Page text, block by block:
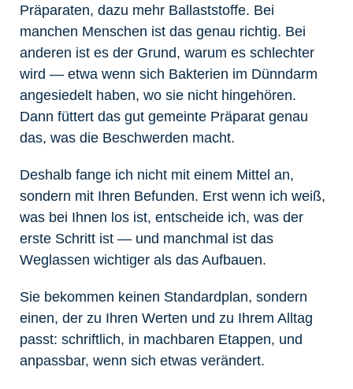
Präparaten, dazu mehr Ballaststoffe. Bei
manchen Menschen ist das genau richtig. Bei
anderen ist es der Grund, warum es schlechter
wird — etwa wenn sich Bakterien im Dünndarm
angesiedelt haben, wo sie nicht hingehören.
Dann füttert das gut gemeinte Präparat genau
das, was die Beschwerden macht.
Deshalb fange ich nicht mit einem Mittel an,
sondern mit Ihren Befunden. Erst wenn ich weiß,
was bei Ihnen los ist, entscheide ich, was der
erste Schritt ist — und manchmal ist das
Weglassen wichtiger als das Aufbauen.
Sie bekommen keinen Standardplan, sondern
einen, der zu Ihren Werten und zu Ihrem Alltag
passt: schriftlich, in machbaren Etappen, und
anpassbar, wenn sich etwas verändert.